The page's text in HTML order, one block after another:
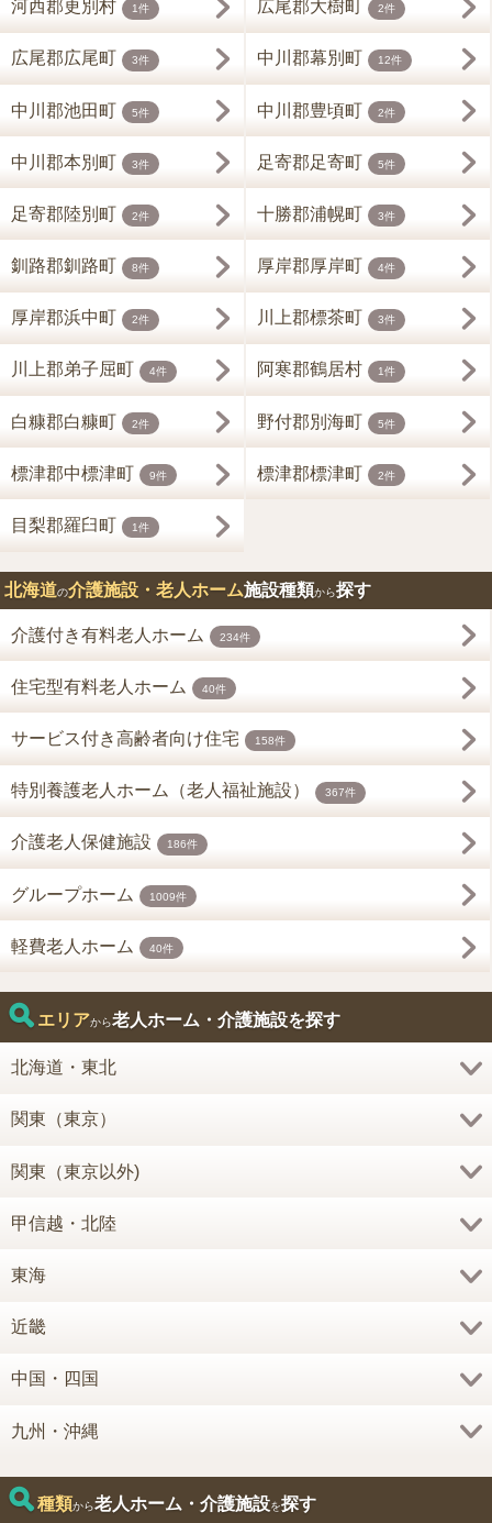
河西郡更別村 1件 広尾郡大樹町 2件
広尾郡広尾町 3件 中川郡幕別町 12件
中川郡池田町 5件 中川郡豊頃町 2件
中川郡本別町 3件 足寄郡足寄町 5件
足寄郡陸別町 2件 十勝郡浦幌町 3件
釧路郡釧路町 8件 厚岸郡厚岸町 4件
厚岸郡浜中町 2件 川上郡標茶町 3件
川上郡弟子屈町 4件 阿寒郡鶴居村 1件
白糠郡白糠町 2件 野付郡別海町 5件
標津郡中標津町 9件 標津郡標津町 2件
目梨郡羅臼町 1件
北海道の介護施設・老人ホーム施設種類から探す
介護付き有料老人ホーム 234件
住宅型有料老人ホーム 40件
サービス付き高齢者向け住宅 158件
特別養護老人ホーム（老人福祉施設） 367件
介護老人保健施設 186件
グループホーム 1009件
軽費老人ホーム 40件
エリアから老人ホーム・介護施設を探す
北海道・東北
関東（東京）
関東（東京以外)
甲信越・北陸
東海
近畿
中国・四国
九州・沖縄
種類から老人ホーム・介護施設を探す